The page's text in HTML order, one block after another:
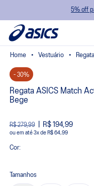
5% off
Vestuário
- 30%
Regata ASICS Match
Bege
R$ 279,99 R$ 194,99
ou 3xde R$ 64,99
Cor:
Tamanhos